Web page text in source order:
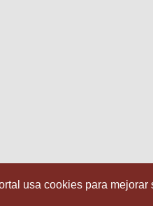
usa cookies para